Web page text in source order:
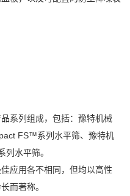
系列组成，包括：豫特机械
FS™系列水平筛、豫特机
水平筛。
应用各不相同，但均以高性
而著称。